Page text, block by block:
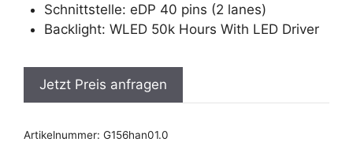
Schnittstelle: eDP 40 pins (2 lanes)
Backlight: WLED 50k Hours With LED Driver
Jetzt Preis anfragen
Artikelnummer: G156han01.0